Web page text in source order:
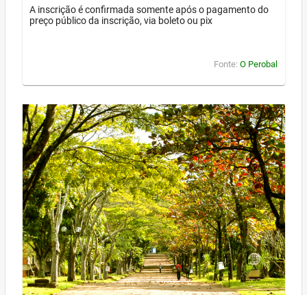
A inscrição é confirmada somente após o pagamento do
preço público da inscrição, via boleto ou pix
Fonte: O Perobal